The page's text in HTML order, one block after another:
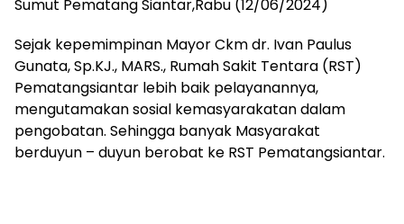
Sumut Pematang Siantar,Rabu (12/06/2024)
Sejak kepemimpinan Mayor Ckm dr. Ivan Paulus
Gunata, Sp.KJ., MARS., Rumah Sakit Tentara (RST)
Pematangsiantar lebih baik pelayanannya,
mengutamakan sosial kemasyarakatan dalam
pengobatan. Sehingga banyak Masyarakat
berduyun – duyun berobat ke RST Pematangsiantar.